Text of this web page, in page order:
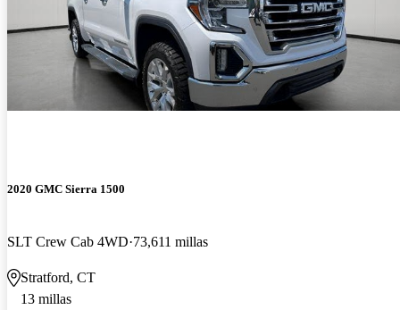
2020 GMC Sierra 1500
SLT Crew Cab 4WD 73,611 millas
Stratford, CT
13 millas